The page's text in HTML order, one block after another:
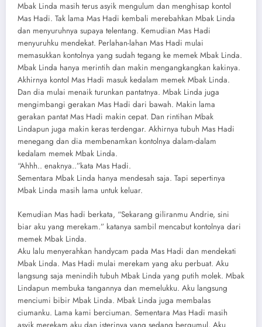
Mbak Linda masih terus asyik mengulum dan menghisap kontol
Mas Hadi. Tak lama Mas Hadi kembali merebahkan Mbak Linda
dan menyuruhnya supaya telentang. Kemudian Mas Hadi
menyuruhku mendekat. Perlahan-lahan Mas Hadi mulai
memasukkan kontolnya yang sudah tegang ke memek Mbak Linda.
Mbak Linda hanya merintih dan makin mengangkangkan kakinya.
Akhirnya kontol Mas Hadi masuk kedalam memek Mbak Linda.
Dan dia mulai menaik turunkan pantatnya. Mbak Linda juga
mengimbangi gerakan Mas Hadi dari bawah. Makin lama
gerakan pantat Mas Hadi makin cepat. Dan rintihan Mbak
Lindapun juga makin keras terdengar. Akhirnya tubuh Mas Hadi
menegang dan dia membenamkan kontolnya dalam-dalam
kedalam memek Mbak Linda.
“Ahhh.. enaknya..”kata Mas Hadi.
Sementara Mbak Linda hanya mendesah saja. Tapi sepertinya
Mbak Linda masih lama untuk keluar.
Kemudian Mas hadi berkata, “Sekarang giliranmu Andrie, sini
biar aku yang merekam.” katanya sambil mencabut kontolnya dari
memek Mbak Linda.
Aku lalu menyerahkan handycam pada Mas Hadi dan mendekati
Mbak Linda. Mas Hadi mulai merekam yang aku perbuat. Aku
langsung saja menindih tubuh Mbak Linda yang putih molek. Mbak
Lindapun membuka tangannya dan memelukku. Aku langsung
menciumi bibir Mbak Linda. Mbak Linda juga membalas
ciumanku. Lama kami berciuman. Sementara Mas Hadi masih
asyik merekam aku dan isterinya yang sedang bergumul. Aku